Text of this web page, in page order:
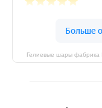
Гелиевые шары фабрика